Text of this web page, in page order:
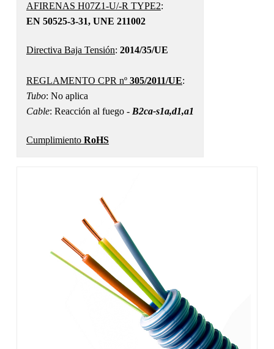
AFIRENAS H07Z1-U/-R TYPE2:
EN 50525-3-31, UNE 211002
Directiva Baja Tensión: 2014/35/UE
REGLAMENTO CPR nº 305/2011/UE:
Tubo: No aplica
Cable: Reacción al fuego - B2ca-s1a,d1,a1
Cumplimiento RoHS